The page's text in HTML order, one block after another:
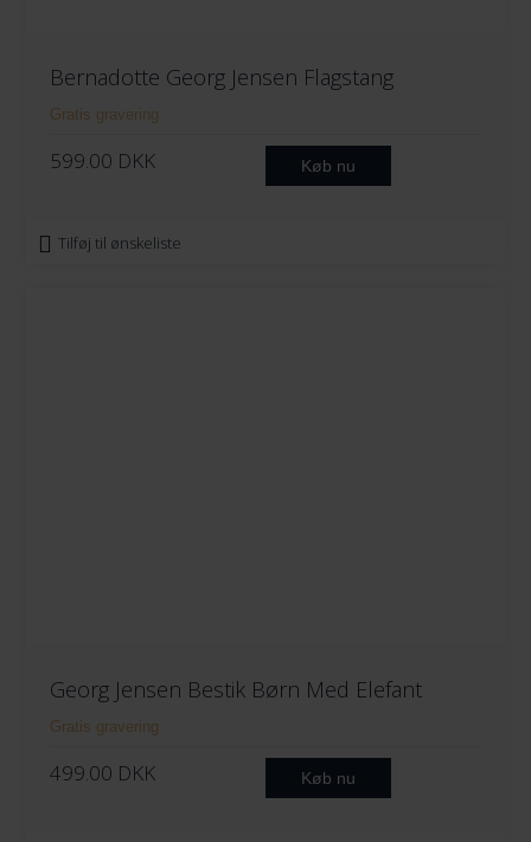
Bernadotte Georg Jensen Flagstang
Gratis gravering
599.00 DKK Køb nu
Tilføj til ønskeliste
Georg Jensen Bestik Børn Med Elefant
Gratis gravering
499.00 DKK Køb nu